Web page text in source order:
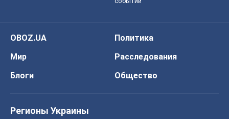
OBOZ.UA
Политика
Мир
Расследования
Блоги
Общество
Регионы Украины